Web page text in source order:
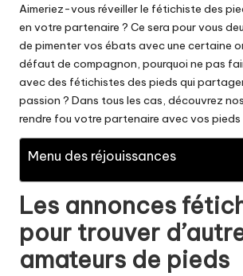
Aimeriez-vous réveiller le fétichiste des
en votre partenaire ? Ce sera pour vous
de pimenter vos ébats avec une certaine
défaut de compagnon, pourquoi ne pas
avec des fétichistes des pieds qui
passion ? Dans tous les cas, découvrez
rendre fou votre partenaire avec vos pieds
Menu des réjouissances
Les annonces
pour trouver
amateurs de pieds